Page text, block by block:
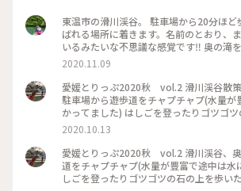
東温市の滑川渓谷。 駐車場から20分ほ
ばれる場所に着きます。名前のとおり、
いるみたいな不思議な感覚です‼️ 奥の滝
のマフィンで一休み。
2020.11.09
愛媛とりっぷ2020秋 vol.2 滑川渓谷散策 滑川渓谷、奥の滝
駐車場から遊歩道をチャプチャプ(水量が
かってました) はしごを登ったりゴツゴ
ちょっとした冒険。 周りは大きな岩？
然の中のちっぽけな自分を認識。鬱蒼と
は青空が広がってました。 ホントに不思
素敵な場所でした #わたしの旅 #愛媛ドライブ #四国ドライ
ブ #四国滝 #四国渓谷 #滑川渓谷 #奥
2020.10.13
愛媛とりっぷ2020秋 vol.2 滑川渓谷、奥の滝 駐車場から遊歩
道をチャプチャプ(水量が豊富で途中は水
しごを登ったりゴツゴツの石の上を歩い